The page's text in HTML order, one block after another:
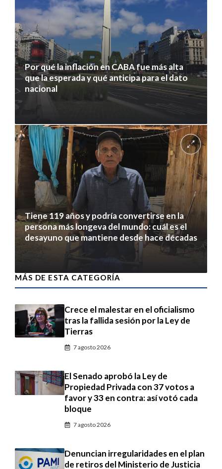
Por qué la inflación en CABA fue más alta
que la esperada y qué anticipa para el dato
nacional
Tiene 119 años y podría convertirse en la
persona más longeva del mundo: cuál es el
desayuno que mantiene desde hace décadas
MÁS DE ESTA CATEGORÍA
Crece el malestar en el oficialismo
tras la fallida sesión por la Ley de
Tierras
7 agosto 2026
El Senado aprobó la Ley de
Propiedad Privada con 37 votos a
favor y 33 en contra: así votó cada
bloque
7 agosto 2026
Denuncian irregularidades en el plan
de retiros del Ministerio de Justicia